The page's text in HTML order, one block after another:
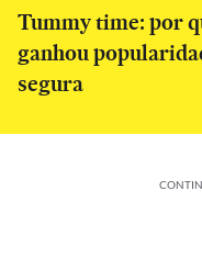
Tummy time: por
ganhou
segura